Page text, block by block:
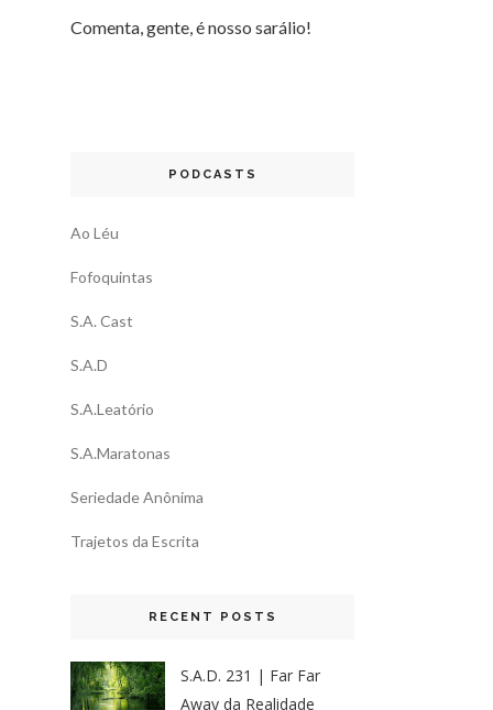
Comenta, gente, é nosso sarálio!
PODCASTS
Ao Léu
Fofoquintas
S.A. Cast
S.A.D
S.A.Leatório
S.A.Maratonas
Seriedade Anônima
Trajetos da Escrita
RECENT POSTS
S.A.D. 231 | Far Far
Away da Realidade